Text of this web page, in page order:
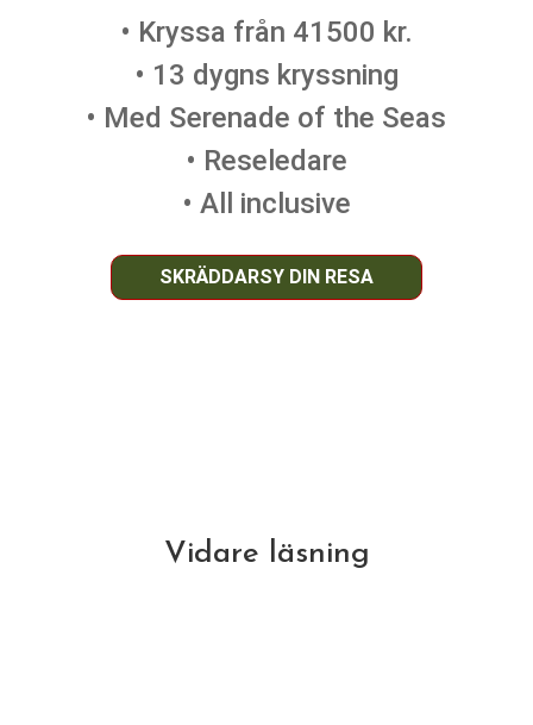
• Kryssa från 41500 kr.
• 13 dygns kryssning
• Med Serenade of the Seas
• Reseledare
• All inclusive
SKRÄDDARSY DIN RESA
Vidare läsning